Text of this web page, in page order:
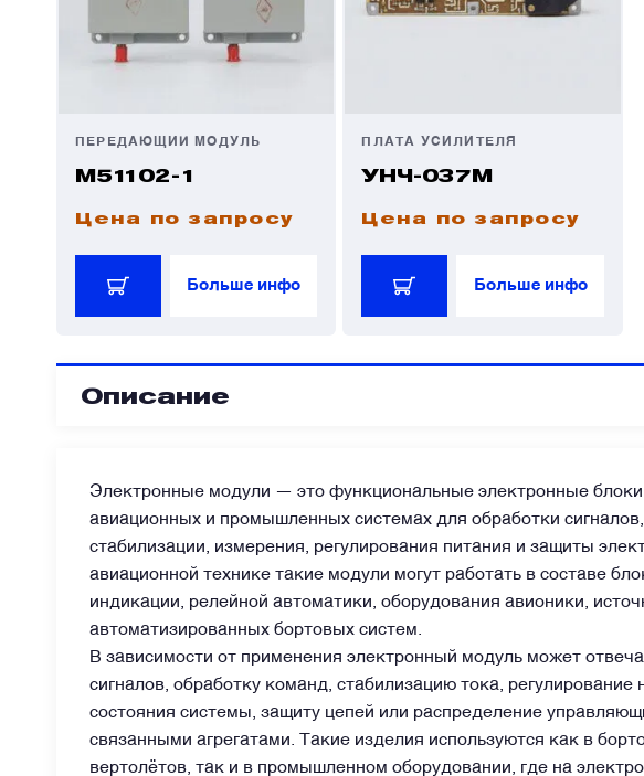
ПЕРЕДАЮЩИЙ МОДУЛЬ
М51102-1
Цена по запросу
Больше инфо
ПЛАТА УСИЛИТЕЛЯ
УНЧ-037М
Цена по запросу
Больше инфо
Описание
Электронные модули — это функциональные электронные
авиационных и промышленных системах для обработки
стабилизации, измерения, регулирования питания и защиты
авиационной технике такие модули могут работать в составе
индикации, релейной автоматики, оборудования авионики,
автоматизированных бортовых систем.
В зависимости от применения электронный модуль может
сигналов, обработку команд, стабилизацию тока, регулирование
состояния системы, защиту цепей или распределение
связанными агрегатами. Такие изделия используются как в
вертолётов, так и в промышленном оборудовании, где на